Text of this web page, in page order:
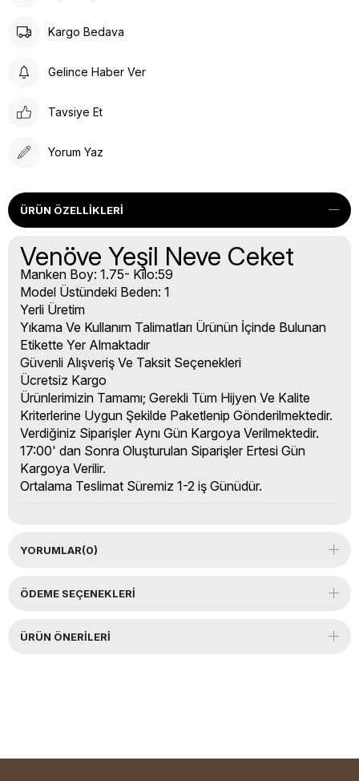
Kargo Bedava
Gelince Haber Ver
Tavsiye Et
Yorum Yaz
ÜRÜN ÖZELLIKLERI
Venöve Yeşil Neve Ceket
Manken Boy: 1.75- Kilo:59
Model Üstündeki Beden: 1
Yerli Üretim
Yıkama Ve Kullanım Talimatları Ürünün İçinde Bulunan
Etikette Yer Almaktadır
Güvenli Alışveriş Ve Taksit Seçenekleri
Ücretsiz Kargo
Ürünlerimizin Tamamı; Gerekli Tüm Hijyen Ve Kalite
Kriterlerine Uygun Şekilde Paketlenip Gönderilmektedir.
Verdiğiniz Siparişler Aynı Gün Kargoya Verilmektedir.
17:00' dan Sonra Oluşturulan Siparişler Ertesi Gün
Kargoya Verilir.
Ortalama Teslimat Süremiz 1-2 iş Günüdür.
YORUMLAR(0)
ÖDEME SEÇENEKLERI
ÜRÜN ÖNERILERI